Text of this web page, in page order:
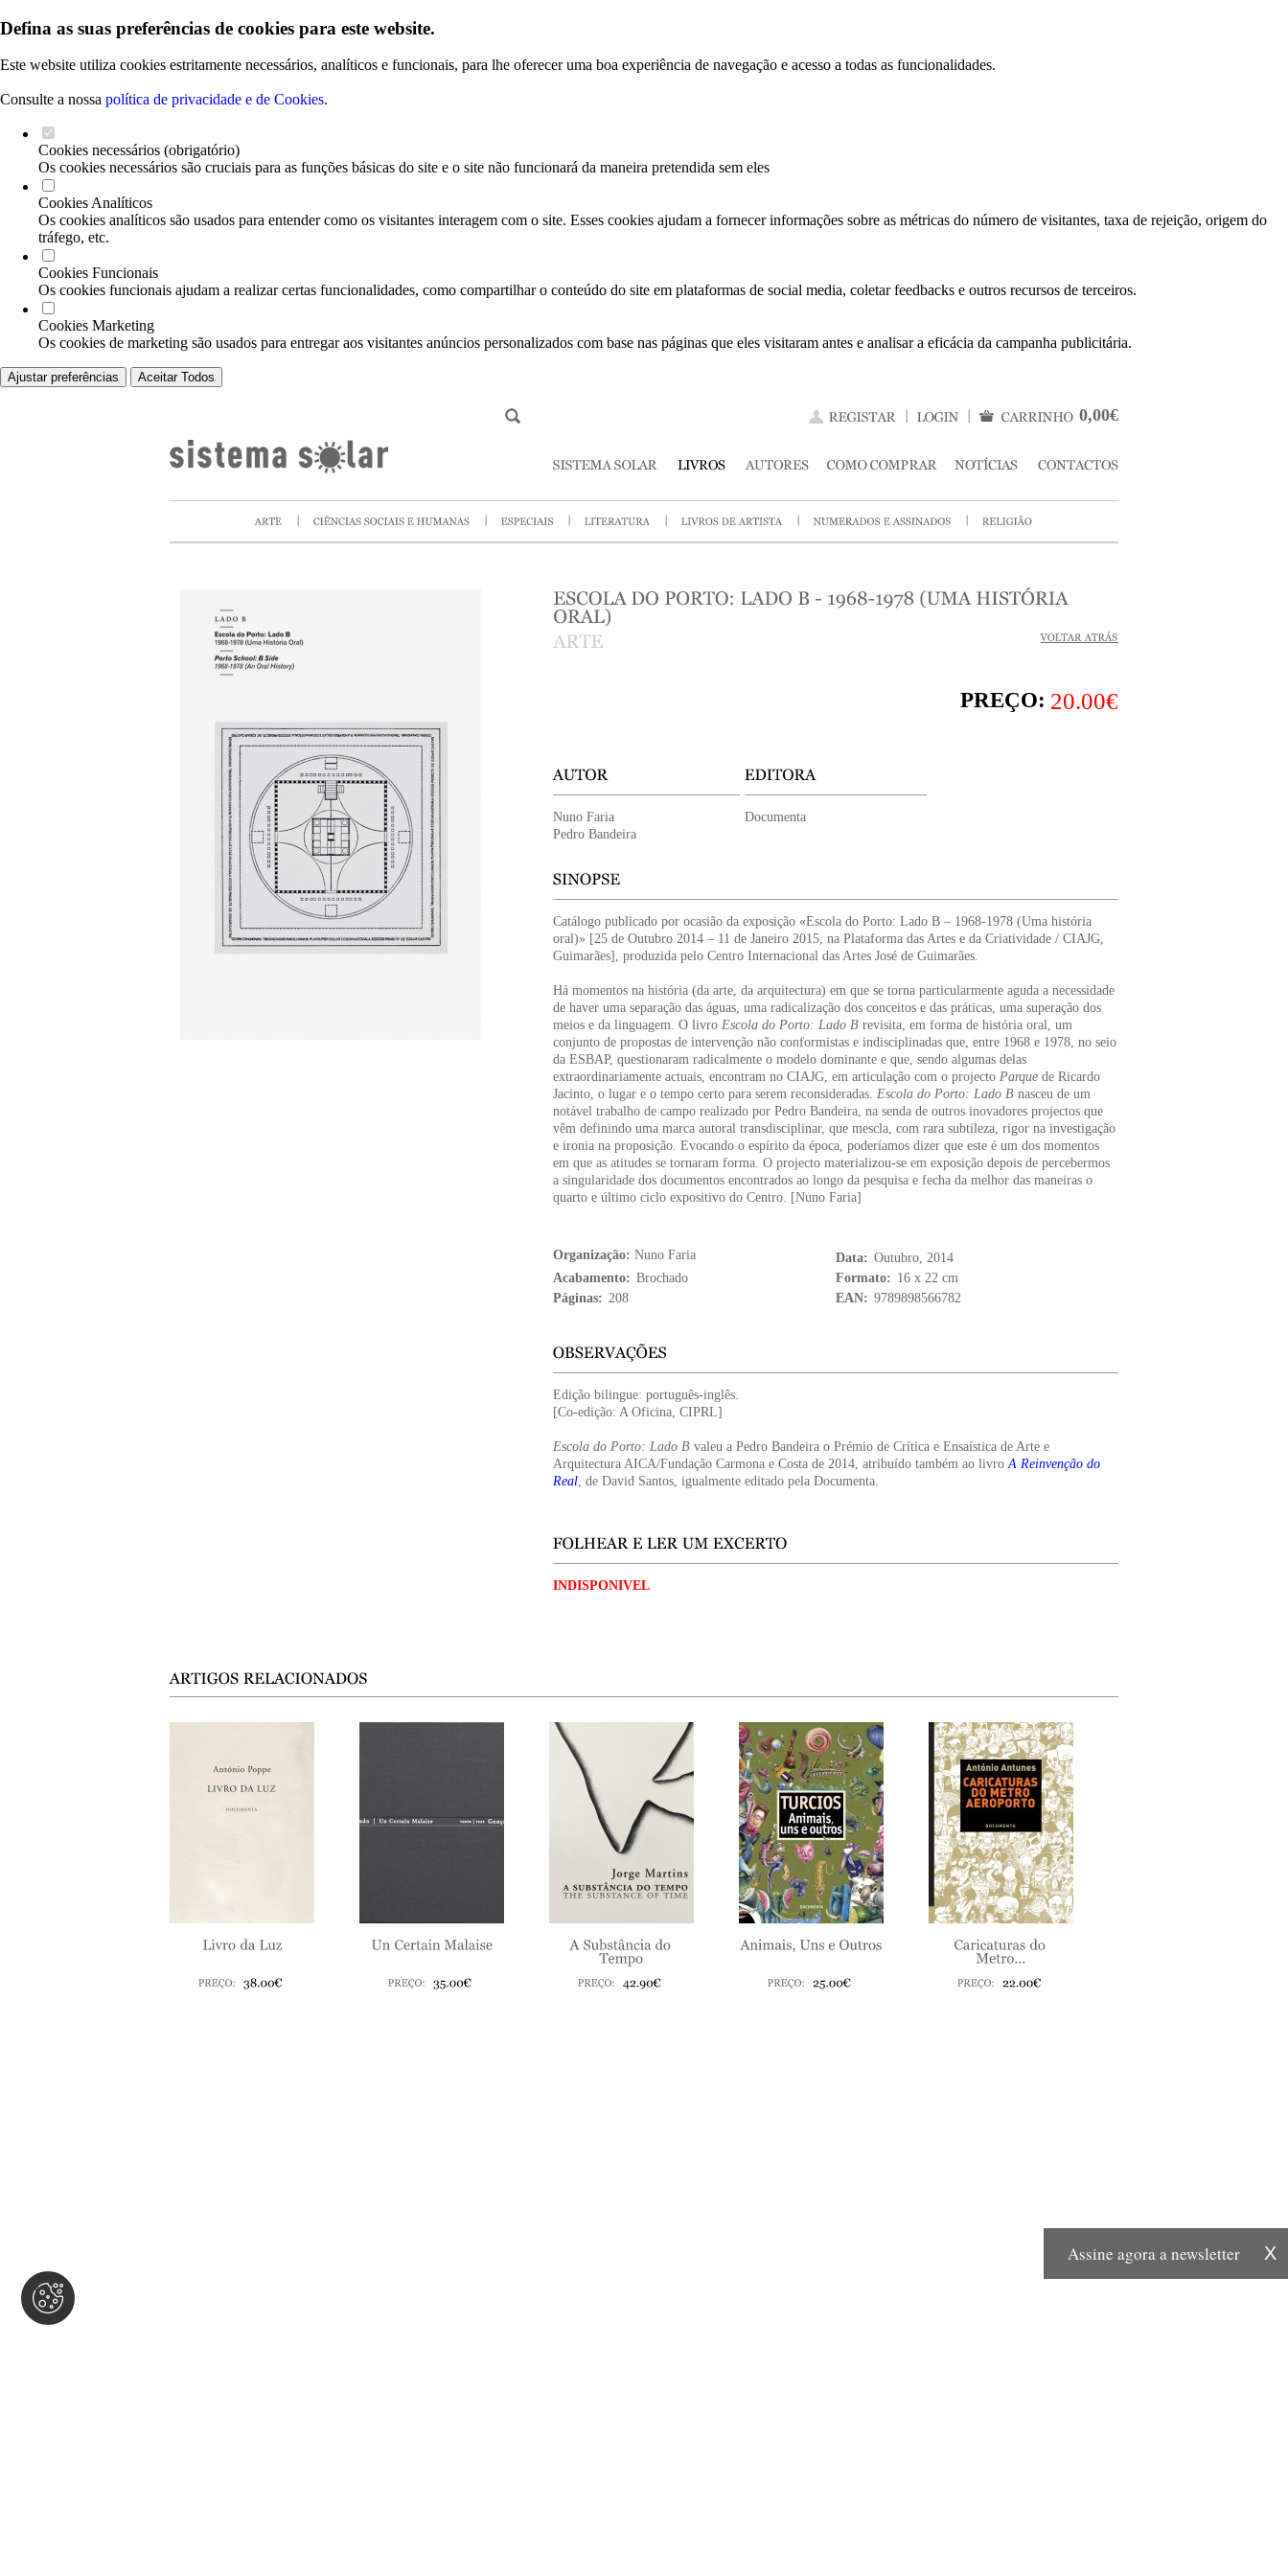
Defina as suas preferências de cookies para este website.
Este website utiliza cookies estritamente necessários, analíticos e funcionais, para lhe oferecer uma boa experiência de navegação e acesso a todas as funcionalidades.
Consulte a nossa política de privacidade e de Cookies.
Cookies necessários (obrigatório)
Os cookies necessários são cruciais para as funções básicas do site e o site não funcionará da maneira pretendida sem eles
Cookies Analíticos
Os cookies analíticos são usados para entender como os visitantes interagem com o site. Esses cookies ajudam a fornecer informações sobre as métricas do número de visitantes, taxa de rejeição, origem do
tráfego, etc.
Cookies Funcionais
Os cookies funcionais ajudam a realizar certas funcionalidades, como compartilhar o conteúdo do site em plataformas de social media, coletar feedbacks e outros recursos de terceiros.
Cookies Marketing
Os cookies de marketing são usados para entregar aos visitantes anúncios personalizados com base nas páginas que eles visitaram antes e analisar a eficácia da campanha publicitária.
Ajustar preferências Aceitar Todos
0,00€
PREÇO: 20.00€
Nuno Faria
Pedro Bandeira
Documenta
Catálogo publicado por ocasião da exposição «Escola do Porto: Lado B – 1968-1978 (Uma história
oral)» [25 de Outubro 2014 – 11 de Janeiro 2015, na Plataforma das Artes e da Criatividade / CIAJG,
Guimarães], produzida pelo Centro Internacional das Artes José de Guimarães.
Há momentos na história (da arte, da arquitectura) em que se torna particularmente aguda a necessidade
de haver uma separação das águas, uma radicalização dos conceitos e das práticas, uma superação dos
meios e da linguagem. O livro Escola do Porto: Lado B revisita, em forma de história oral, um
conjunto de propostas de intervenção não conformistas e indisciplinadas que, entre 1968 e 1978, no seio
da ESBAP, questionaram radicalmente o modelo dominante e que, sendo algumas delas
extraordinariamente actuais, encontram no CIAJG, em articulação com o projecto Parque de Ricardo
Jacinto, o lugar e o tempo certo para serem reconsideradas. Escola do Porto: Lado B nasceu de um
notável trabalho de campo realizado por Pedro Bandeira, na senda de outros inovadores projectos que
vêm definindo uma marca autoral transdisciplinar, que mescla, com rara subtileza, rigor na investigação
e ironia na proposição. Evocando o espírito da época, poderíamos dizer que este é um dos momentos
em que as atitudes se tornaram forma. O projecto materializou-se em exposição depois de percebermos
a singularidade dos documentos encontrados ao longo da pesquisa e fecha da melhor das maneiras o
quarto e último ciclo expositivo do Centro. [Nuno Faria]
Organização: Nuno Faria Data: Outubro, 2014
Acabamento: Brochado Formato: 16 x 22 cm
Páginas: 208 EAN: 9789898566782
Edição bilingue: português-inglês.
[Co-edição: A Oficina, CIPRL]
Escola do Porto: Lado B valeu a Pedro Bandeira o Prémio de Crítica e Ensaística de Arte e
Arquitectura AICA/Fundação Carmona e Costa de 2014, atribuído também ao livro A Reinvenção do
Real, de David Santos, igualmente editado pela Documenta.
INDISPONIVEL
X
Assine agora a newsletter